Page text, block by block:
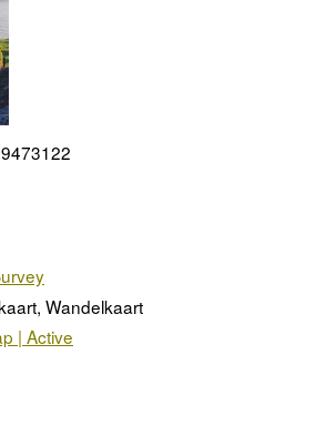
Wandelkaart
| Active